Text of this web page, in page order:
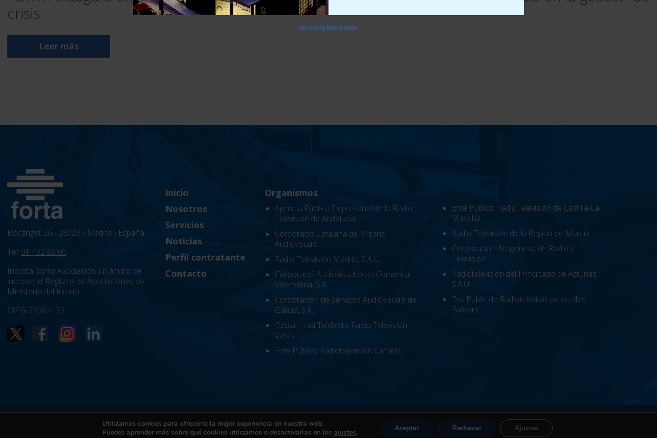
crisis
Leer más
Bocángel, 26 - 28028 - Madrid - España
Tel: 91 432 69 00
Inscrita como Asociación sin ánimo de
lucro en el Registro de Asociaciones del
Ministerio del Interior
CIF:G-79362133
Inicio
Nosotros
Servicios
Noticias
Perfil contratante
Contacto
Organismos
Agencia Pública Empresarial de la Radio
Televisión de Andalucía
Corporació Catalana de Mitjans
Audiovisuals
Radio Televisión Madrid, S.A.U.
Corporació Audiovisual de la Comunitat
Valenciana, S.A.
Corporación de Servizos Audiovisuais de
Galicia, S.A.
Euskal Irrati Telebista-Radio Televisión
Vasca
Ente Público Radiotelevisión Canaria
Ente Público RadioTelevisión de Castilla-La
Mancha
Radio Televisión de la Región de Murcia
Corporación Aragonesa de Radio y
Televisión
Radiotelevisión del Principado de Asturias,
S.A.U.
Ens Public de Radiotelevisió de les Illes
Balears
Política de Privacidad |Política de cookies| Términos y condiciones de uso Canal Ético Accesibilidad
Utilizamos cookies para ofrecerte la mejor experiencia en nuestra web.
Puedes aprender más sobre qué cookies utilizamos o desactivarlas en los ajustes. Aceptar Rechazar Ajustes
No estoy interesado